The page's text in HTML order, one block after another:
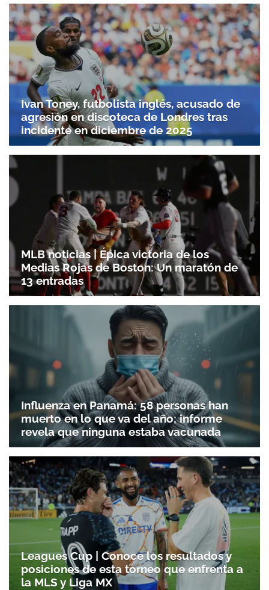
Gracias por suscribirte a nuestro boletín.
ACEPTAR
Ivan Toney, futbolista inglés, acusado de
agresión en discoteca de Londres tras
incidente en diciembre de 2025
MLB noticias | Épica victoria de los
Medias Rojas de Boston: Un maratón de
13 entradas
Influenza en Panamá: 58 personas han
muerto en lo que va del año; informe
revela que ninguna estaba vacunada
Leagues Cup | Conoce los resultados y
posiciones de esta torneo que enfrenta a
la MLS y Liga MX